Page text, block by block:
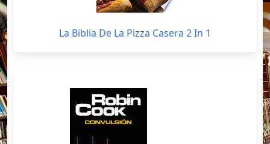
La Biblia De La Pizza Casera 2 In 1